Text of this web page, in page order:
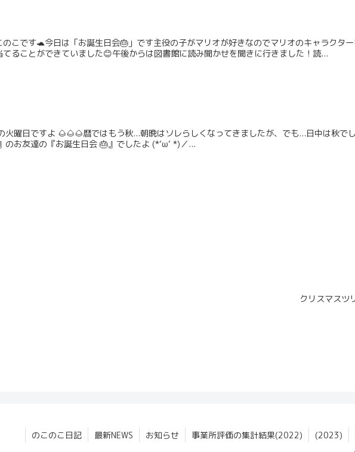
こです🐢今日は「お誕生日会🎂」です主役の子がマリオが好きなのでマリオのキャラクタ
ることができていました😊午後からは図書館に読み聞かせを聞きに行きました！読...
火曜日ですよ 🌰🌰🌰暦ではもう秋...朝晩はソレらしくなってきましたが、でも...日中は秋で
のお友達の『お誕生日会 🎂』でしたよ (*‘ω‘ *)／...
クリスマスツ
のこのこ日記 最新NEWS お知らせ 事業所評価の集計結果(2022) (2023)